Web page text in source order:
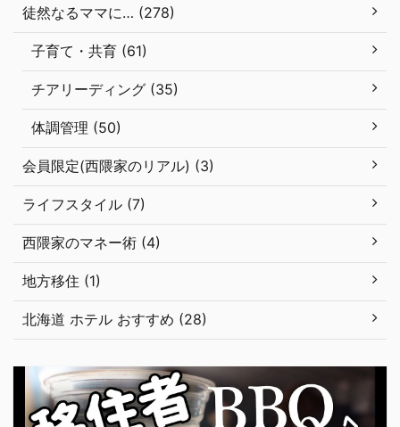
徒然なるママに… (278)
子育て・共育 (61)
チアリーディング (35)
体調管理 (50)
会員限定(西隈家のリアル) (3)
ライフスタイル (7)
西隈家のマネー術 (4)
地方移住 (1)
北海道 ホテル おすすめ (28)